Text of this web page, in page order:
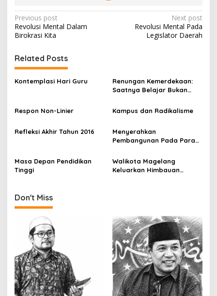
P
o
t
n
a
i
g
t
i
n
Previous post
Revolusi Mental Dalam
Birokrasi Kita
Next post
Revolusi Mental Pada
Legislator Daerah
Related Posts
Kontemplasi Hari Guru
Renungan Kemerdekaan:
Saatnya Belajar Bukan
Respon Non-Linier
Kampus dan Radikalisme
Refleksi Akhir Tahun 2016
Menyerahkan
Pembangunan Pada Para
Masa Depan Pendidikan
Tinggi
Walikota Magelang
Keluarkan Himbauan
Don't Miss